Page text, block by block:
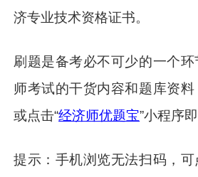
济专业技术资格证书。
刷题是备考必不可少的一个
师考试的干货内容和题库资
或点击“经济师优题宝”小程序
提示：手机浏览无法扫码，